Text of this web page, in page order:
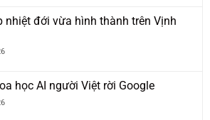
nhiệt đới vừa hình thành trên Vịnh
học AI người Việt rời Google